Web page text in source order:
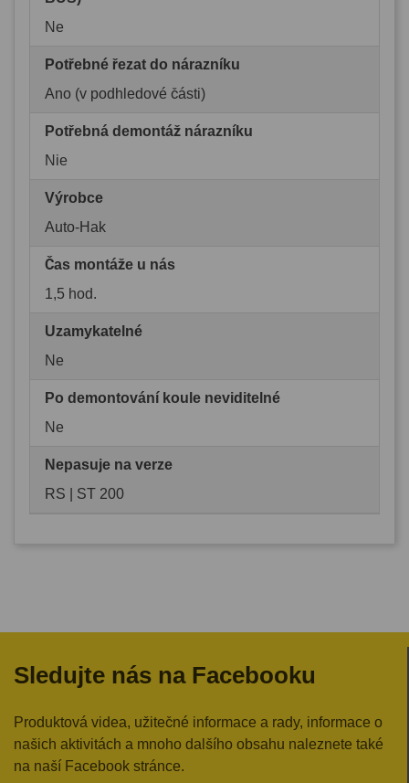
Ne
Potřebné řezat do nárazníku
Ano (v podhledové části)
Potřebná demontáž nárazníku
Nie
Výrobce
Auto-Hak
Čas montáže u nás
1,5 hod.
Uzamykatelné
Ne
Po demontování koule neviditelné
Ne
Nepasuje na verze
RS | ST 200
Sledujte nás na Facebooku
Produktová videa, užitečné informace a rady, informace o
našich aktivitách a mnoho dalšího obsahu naleznete také
na naší Facebook stránce.